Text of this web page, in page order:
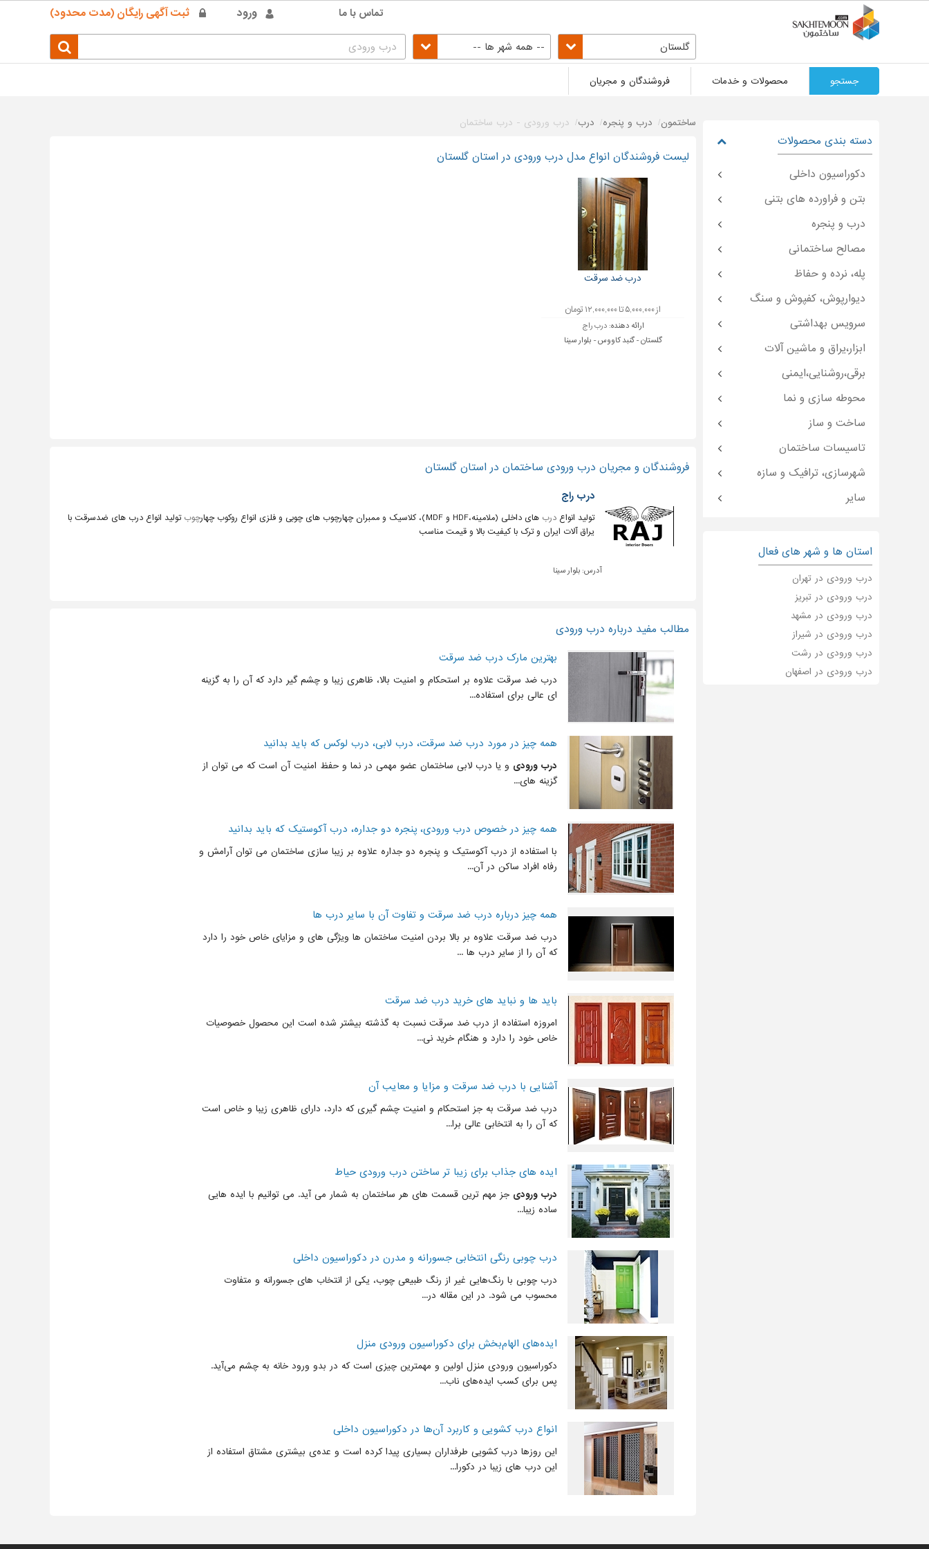
ورود ثبت آگهی رایگان (مدت محدود) تماس با ما
گلستان -- همه شهر ها --
جستجو محصولات و خدمات فروشندگان و مجریان
ساختمون درب و پنجره درب درب ورودی - درب ساختمان
لیست فروشندگان انواع مدل درب ورودی در استان گلستان
درب ضد سرقت
از ۵,۰۰۰,۰۰۰ تا ۱۲,۰۰۰,۰۰۰ تومان
ارائه دهنده: درب راج
گلستان - گنبد کاووس - بلوار سینا
فروشندگان و مجریان درب ورودی ساختمان در استان گلستان
درب راج
تولید انواع درب های داخلی (ملامینه،HDF و MDF)، کلاسیک و ممبران چهارچوب های چوبی و فلزی انواع روکوب چهار چوب تولید انواع درب های ضدسرقت با
یراق آلات ایران و ترک با کیفیت بالا و قیمت مناسب
آدرس: بلوار سینا
مطالب مفید درباره درب ورودی
بهترین مارک درب ضد سرقت
درب ضد سرقت علاوه بر استحکام و امنیت بالا، ظاهری زیبا و چشم گیر دارد که آن را به گزینه
ای عالی برای استفاده...
همه چیز در مورد درب ضد سرقت، درب لابی، درب لوکس که باید بدانید
درب ورودی و یا درب لابی ساختمان عضو مهمی در نما و حفظ امنیت آن است که می توان از
گزینه های...
همه چیز در خصوص درب ورودی، پنجره دو جداره، درب آکوستیک که باید بدانید
با استفاده از درب آکوستیک و پنجره دو جداره علاوه بر زیبا سازی ساختمان می توان آرامش و
رفاه افراد ساکن در آن...
همه چیز درباره درب ضد سرقت و تفاوت آن با سایر درب ها
درب ضد سرقت علاوه بر بالا بردن امنیت ساختمان ها ویژگی های و مزایای خاص خود را دارد
که آن را از سایر درب ها ...
باید ها و نباید های خرید درب ضد سرقت
امروزه استفاده از درب ضد سرقت نسبت به گذشته بیشتر شده است این محصول خصوصیات
خاص خود را دارد و هنگام خرید نی...
آشنایی با درب ضد سرقت و مزایا و معایب آن
درب ضد سرقت به جز استحکام و امنیت چشم گیری که دارد، دارای ظاهری زیبا و خاص است
که آن را به انتخابی عالی برا...
ایده های جذاب برای زیبا تر ساختن درب ورودی حیاط
درب ورودی جز مهم ترین قسمت های هر ساختمان به شمار می آید. می توانیم با ایده هایی
ساده زیبا...
درب چوبی رنگی انتخابی جسورانه و مدرن در دکوراسیون داخلی
درب چوبی با رنگ‌هایی غیر از رنگ طبیعی چوب، یکی از انتخاب های جسورانه و متفاوت
محسوب می شود. در این مقاله در...
ایده‌های الهام‌بخش برای دکوراسیون ورودی منزل
دکوراسیون ورودی منزل اولین و مهمترین چیزی است که در بدو ورود خانه به چشم ‌می‌آید.
پس برای کسب ایده‌های ناب...
انواع درب کشویی و کاربرد آن‌ها در دکوراسیون داخلی
این روزها درب کشویی طرفداران بسیاری پیدا کرده است و عده‌ی بیشتری مشتاق استفاده از
این درب های زیبا در دکورا...
دسته بندی محصولات
دکوراسیون داخلی
بتن و فراورده های بتنی
درب و پنجره
مصالح ساختمانی
پله، نرده و حفاظ
دیوارپوش، کفپوش و سنگ
سرویس بهداشتی
ابزار،یراق و ماشین آلات
برقی،روشنایی،ایمنی
محوطه سازی و نما
ساخت و ساز
تاسیسات ساختمان
شهرسازی، ترافیک و سازه
سایر
استان ها و شهر های فعال
درب ورودی در تهران
درب ورودی در تبریز
درب ورودی در مشهد
درب ورودی در شیراز
درب ورودی در رشت
درب ورودی در اصفهان